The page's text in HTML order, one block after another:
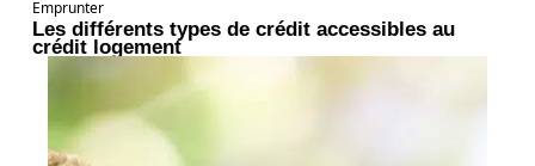
Emprunter
Les différents types de crédit accessibles au
crédit logement